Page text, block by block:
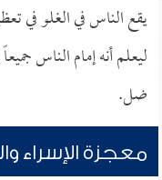
يقع الناس في الغلو في
ليعلم أنه إمام الناس
ضل.
معجزة الإسراء